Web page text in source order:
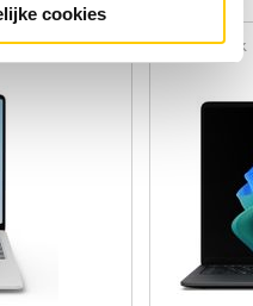
cookies
Vergelijk